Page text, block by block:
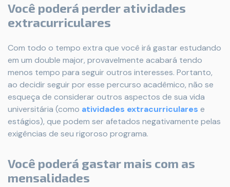
Você poderá perder atividades
extracurriculares
Com todo o tempo extra que você irá gastar estudando
em um double major, provavelmente acabará tendo
menos tempo para seguir outros interesses. Portanto,
ao decidir seguir por esse percurso acadêmico, não se
esqueça de considerar outros aspectos de sua vida
universitária (como atividades extracurriculares e
estágios), que podem ser afetados negativamente pelas
exigências de seu rigoroso programa.
Você poderá gastar mais com as
mensalidades